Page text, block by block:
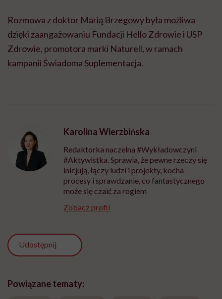
Rozmowa z doktor Marią Brzegowy była możliwa
dzięki zaangażowaniu Fundacji Hello Zdrowie i USP
Zdrowie, promotora marki Naturell, w ramach
kampanii Świadoma Suplementacja.
Karolina Wierzbińska
Redaktorka naczelna #Wykładowczyni
#Aktywistka. Sprawia, że pewne rzeczy się
inicjują, łączy ludzi i projekty, kocha
procesy i sprawdzanie, co fantastycznego
może się czaić za rogiem
Zobacz profil
Udostępnij
Powiązane tematy: